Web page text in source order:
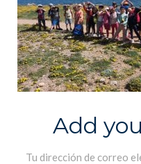
Add
Tu dirección de correo